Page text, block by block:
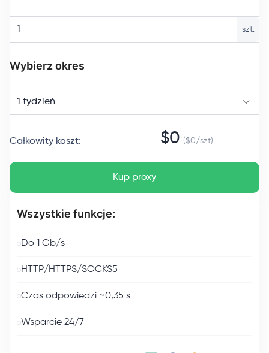
szt.
Wybierz okres
1 tydzień
Całkowity koszt: $0 ($0/szt)
Kup proxy
Wszystkie funkcje:
Do 1 Gb/s
HTTP/HTTPS/SOCKS5
Czas odpowiedzi ~0,35 s
Wsparcie 24/7